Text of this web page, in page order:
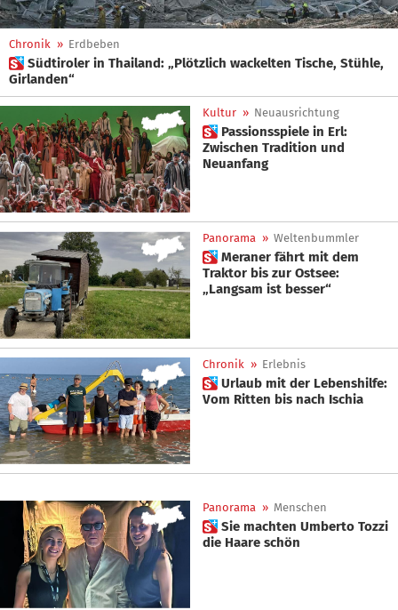
Chronik » Erdbeben
 Südtiroler in Thailand: „Plötzlich wackelten Tische, Stühle,
Girlanden“
Kultur » Neuausrichtung
 Passionsspiele in Erl:
Zwischen Tradition und
Neuanfang
Panorama » Weltenbummler
 Meraner fährt mit dem
Traktor bis zur Ostsee:
„Langsam ist besser“
Chronik » Erlebnis
 Urlaub mit der Lebenshilfe:
Vom Ritten bis nach Ischia
Panorama » Menschen
 Sie machten Umberto Tozzi
die Haare schön